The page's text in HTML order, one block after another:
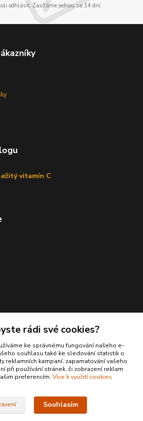
odhlásit. Zasíláme jednou za 14 dní.
vitamín C
Pet
rádi své cookies?
ke správnému fungování našeho e-
souhlasu také ke sledování statistik o
reklamních kampaní, zapamatování vašeho
při používání stránek, či zobrazení reklam
preferencím. Více k využití cookies
Souhlasím